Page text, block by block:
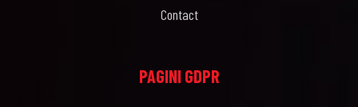
Contact
PAGINI GDPR